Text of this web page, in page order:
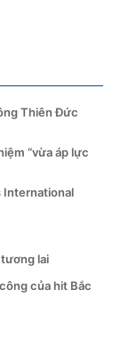
Thiên Đức
“vừa áp lực
International
lai
của hit Bắc